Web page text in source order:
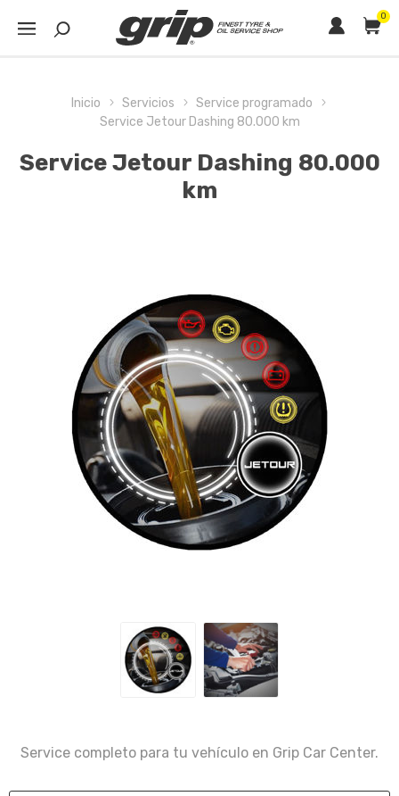
0
Inicio Servicios
Service programado
Service Jetour Dashing 80.000 km
Service Jetour Dashing 80.000
km
Service completo para tu vehículo en Grip Car Center.